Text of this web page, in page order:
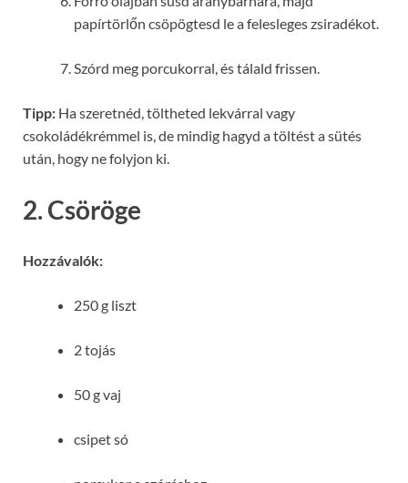
papírtörlőn csöpögtesd le a felesleges zsiradékot.
Szórd meg porcukorral, és tálald frissen.
Tipp: Ha szeretnéd, töltheted lekvárral vagy
csokoládékrémmel is, de mindig hagyd a töltést a sütés
után, hogy ne folyjon ki.
2. Csöröge
Hozzávalók:
250 g liszt
2 tojás
50 g vaj
csipet só